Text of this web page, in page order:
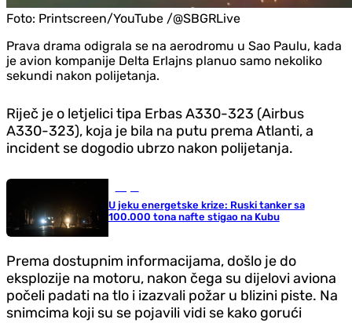
Foto: Printscreen/YouTube /@SBGRLive
Prava drama odigrala se na aerodromu u Sao Paulu, kada
je avion kompanije Delta Erlajns planuo samo nekoliko
sekundi nakon polijetanja.
Riječ je o letjelici tipa Erbas A330-323 (Airbus
A330-323), koja je bila na putu prema Atlanti, a
incident se dogodio ubrzo nakon polijetanja.
U jeku energetske krize: Ruski tanker sa
100.000 tona nafte stigao na Kubu
Prema dostupnim informacijama, došlo je do
eksplozije na motoru, nakon čega su dijelovi aviona
počeli padati na tlo i izazvali požar u blizini piste. Na
snimcima koji su se pojavili vidi se kako gorući